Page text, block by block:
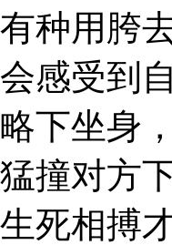
有种用胯
会感受到
略下坐身
猛撞对方
生死相搏